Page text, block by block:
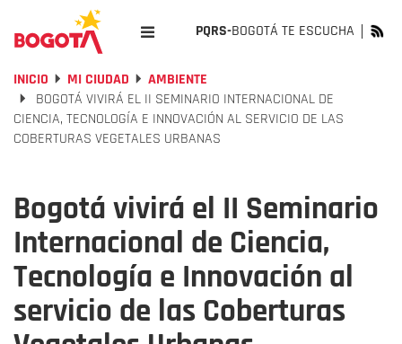
PQRS-BOGOTÁ TE ESCUCHA
INICIO MI CIUDAD
AMBIENTE
BOGOTÁ VIVIRÁ EL II SEMINARIO INTERNACIONAL DE
CIENCIA, TECNOLOGÍA E INNOVACIÓN AL SERVICIO DE LAS
COBERTURAS VEGETALES URBANAS
Bogotá vivirá el II Seminario
Internacional de Ciencia,
Tecnología e Innovación al
servicio de las Coberturas